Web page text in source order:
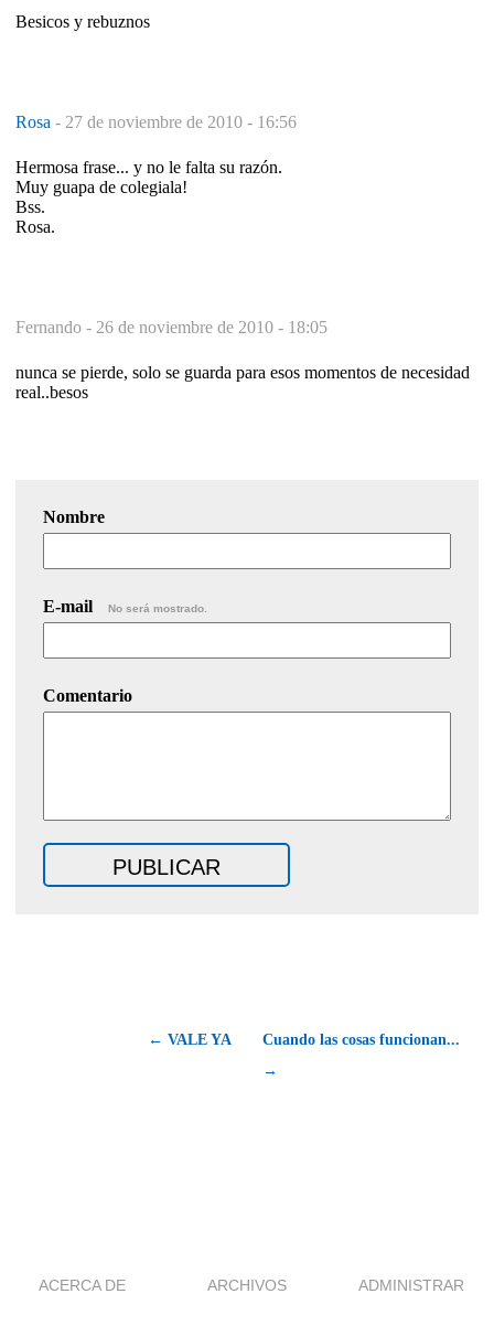
Besicos y rebuznos
Rosa - 27 de noviembre de 2010 - 16:56
Hermosa frase... y no le falta su razón.
Muy guapa de colegiala!
Bss.
Rosa.
Fernando - 26 de noviembre de 2010 - 18:05
nunca se pierde, solo se guarda para esos momentos de necesidad
real..besos
Nombre
E-mail No será mostrado.
Comentario
← VALE YA
Cuando las cosas funcionan...
→
ACERCA DE ARCHIVOS ADMINISTRAR